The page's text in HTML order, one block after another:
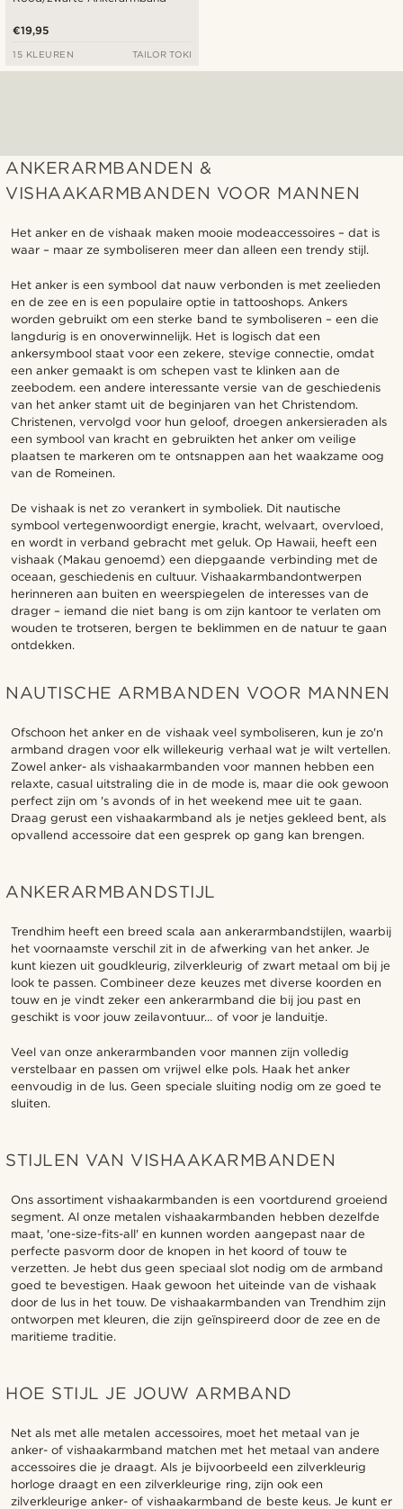
€19,95
15 KLEUREN TAILOR TOKI
ANKERARMBANDEN &
VISHAAKARMBANDEN VOOR MANNEN
Het anker en de vishaak maken mooie modeaccessoires – dat is
waar – maar ze symboliseren meer dan alleen een trendy stijl.
Het anker is een symbool dat nauw verbonden is met zeelieden
en de zee en is een populaire optie in tattooshops. Ankers
worden gebruikt om een sterke band te symboliseren – een die
langdurig is en onoverwinnelijk. Het is logisch dat een
ankersymbool staat voor een zekere, stevige connectie, omdat
een anker gemaakt is om schepen vast te klinken aan de
zeebodem. een andere interessante versie van de geschiedenis
van het anker stamt uit de beginjaren van het Christendom.
Christenen, vervolgd voor hun geloof, droegen ankersieraden als
een symbool van kracht en gebruikten het anker om veilige
plaatsen te markeren om te ontsnappen aan het waakzame oog
van de Romeinen.
De vishaak is net zo verankert in symboliek. Dit nautische
symbool vertegenwoordigt energie, kracht, welvaart, overvloed,
en wordt in verband gebracht met geluk. Op Hawaii, heeft een
vishaak (Makau genoemd) een diepgaande verbinding met de
oceaan, geschiedenis en cultuur. Vishaakarmbandontwerpen
herinneren aan buiten en weerspiegelen de interesses van de
drager – iemand die niet bang is om zijn kantoor te verlaten om
wouden te trotseren, bergen te beklimmen en de natuur te gaan
ontdekken.
NAUTISCHE ARMBANDEN VOOR MANNEN
Ofschoon het anker en de vishaak veel symboliseren, kun je zo'n
armband dragen voor elk willekeurig verhaal wat je wilt vertellen.
Zowel anker- als vishaakarmbanden voor mannen hebben een
relaxte, casual uitstraling die in de mode is, maar die ook gewoon
perfect zijn om 's avonds of in het weekend mee uit te gaan.
Draag gerust een vishaakarmband als je netjes gekleed bent, als
opvallend accessoire dat een gesprek op gang kan brengen.
ANKERARMBANDSTIJL
Trendhim heeft een breed scala aan ankerarmbandstijlen, waarbij
het voornaamste verschil zit in de afwerking van het anker. Je
kunt kiezen uit goudkleurig, zilverkleurig of zwart metaal om bij je
look te passen. Combineer deze keuzes met diverse koorden en
touw en je vindt zeker een ankerarmband die bij jou past en
geschikt is voor jouw zeilavontuur… of voor je landuitje.
Veel van onze ankerarmbanden voor mannen zijn volledig
verstelbaar en passen om vrijwel elke pols. Haak het anker
eenvoudig in de lus. Geen speciale sluiting nodig om ze goed te
sluiten.
STIJLEN VAN VISHAAKARMBANDEN
Ons assortiment vishaakarmbanden is een voortdurend groeiend
segment. Al onze metalen vishaakarmbanden hebben dezelfde
maat, 'one-size-fits-all' en kunnen worden aangepast naar de
perfecte pasvorm door de knopen in het koord of touw te
verzetten. Je hebt dus geen speciaal slot nodig om de armband
goed te bevestigen. Haak gewoon het uiteinde van de vishaak
door de lus in het touw. De vishaakarmbanden van Trendhim zijn
ontworpen met kleuren, die zijn geïnspireerd door de zee en de
maritieme traditie.
HOE STIJL JE JOUW ARMBAND
Net als met alle metalen accessoires, moet het metaal van je
anker- of vishaakarmband matchen met het metaal van andere
accessoires die je draagt. Als je bijvoorbeeld een zilverkleurig
horloge draagt en een zilverkleurige ring, zijn ook een
zilverkleurige anker- of vishaakarmband de beste keus. Je kunt er